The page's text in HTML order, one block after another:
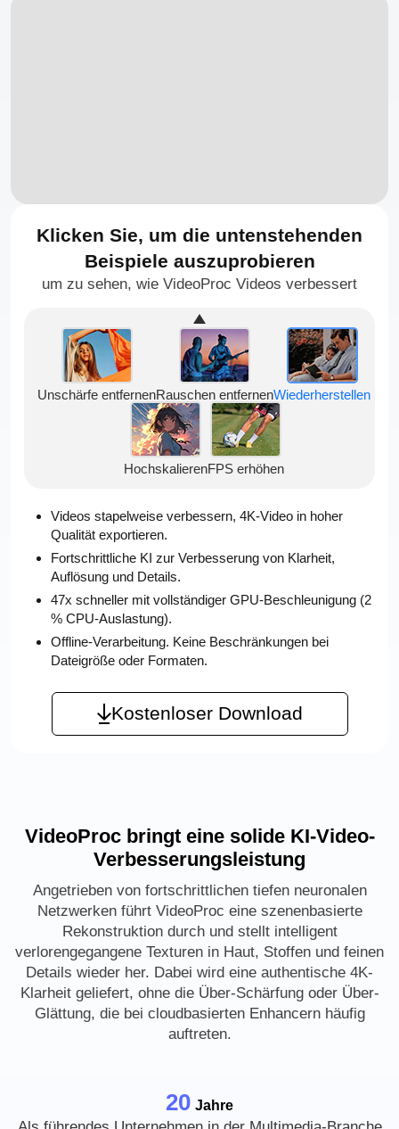
Klicken Sie, um die untenstehenden
Beispiele auszuprobieren
um zu sehen, wie VideoProc Videos verbessert
Unschärfe entfernenRauschen entfernenWiederherstellen
HochskalierenFPS erhöhen
Videos stapelweise verbessern, 4K-Video in hoher
Qualität exportieren.
Fortschrittliche KI zur Verbesserung von Klarheit,
Auflösung und Details.
47x schneller mit vollständiger GPU-Beschleunigung (2
% CPU-Auslastung).
Offline-Verarbeitung. Keine Beschränkungen bei
Dateigröße oder Formaten.
Kostenloser Download
VideoProc bringt eine solide KI-Video-
Verbesserungsleistung
Angetrieben von fortschrittlichen tiefen neuronalen
Netzwerken führt VideoProc eine szenenbasierte
Rekonstruktion durch und stellt intelligent
verlorengegangene Texturen in Haut, Stoffen und feinen
Details wieder her. Dabei wird eine authentische 4K-
Klarheit geliefert, ohne die Über-Schärfung oder Über-
Glättung, die bei cloudbasierten Enhancern häufig
auftreten.
20 Jahre